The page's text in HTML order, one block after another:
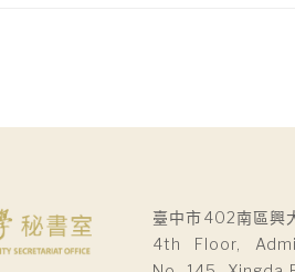
臺中市402南區興
4th Floor,